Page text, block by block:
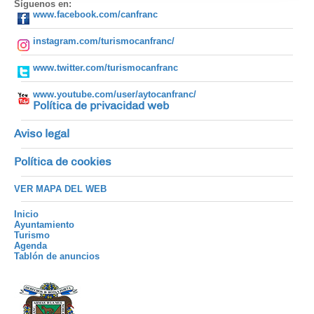
Síguenos en:
www.facebook.com/canfranc
instagram.com/turismocanfranc/
www.twitter.com/turismocanfranc
www.youtube.com/user/aytocanfranc/
Política de privacidad web
Aviso legal
Política de cookies
VER MAPA DEL WEB
Inicio
Ayuntamiento
Turismo
Agenda
Tablón de anuncios